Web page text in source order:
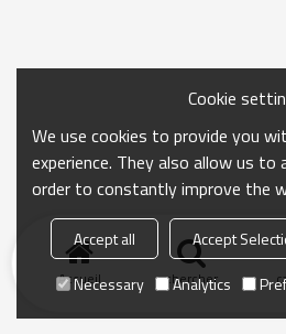
Accueil chercher
Cookie
We use cookies to provide you
experience. They also allow us to
order to constantly improve the
Accept all Accept
Necessary
Analytics